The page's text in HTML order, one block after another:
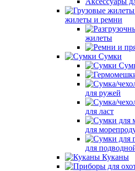
жилеты и ремни
жилеты
Сумки
для ружей
для ласт
для
для
Куканы